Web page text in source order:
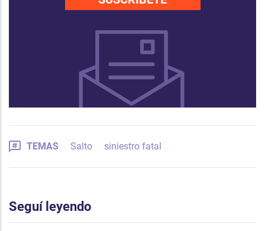
TEMAS Salto siniestro fatal
Seguí leyendo